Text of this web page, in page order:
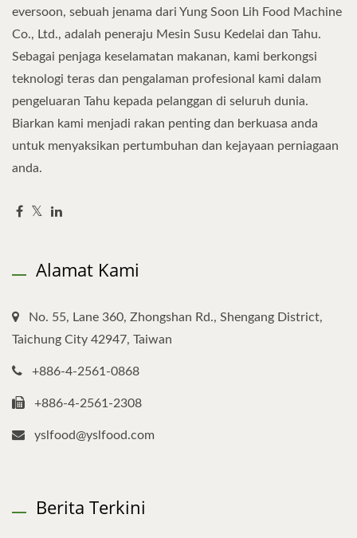
eversoon, sebuah jenama dari Yung Soon Lih Food Machine
Co., Ltd., adalah peneraju Mesin Susu Kedelai dan Tahu.
Sebagai penjaga keselamatan makanan, kami berkongsi
teknologi teras dan pengalaman profesional kami dalam
pengeluaran Tahu kepada pelanggan di seluruh dunia.
Biarkan kami menjadi rakan penting dan berkuasa anda
untuk menyaksikan pertumbuhan dan kejayaan perniagaan
anda.
Alamat Kami
No. 55, Lane 360, Zhongshan Rd., Shengang District,
Taichung City 42947, Taiwan
+886-4-2561-0868
+886-4-2561-2308
yslfood@yslfood.com
Berita Terkini